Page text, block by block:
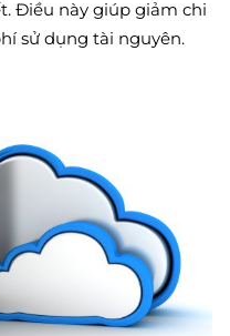
Điều này giúp giảm chi
sử dụng tài nguyên.